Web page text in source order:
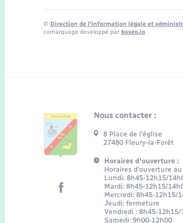
© Direction de l’information légale et
comarquage developpé par baseo.io
Nous contacter :
8 Place de l’église
27480 Fleury-la-Forêt
Horaires d'ouverture :
Horaires d’ouverture
Lundi: 8h45-12h15/
Mardi: 8h45-12h15/
Mercredi: 8h45-12h15/
Jeudi: fermeture
Vendredi : 8h45-
Samedi: 9h00-12h00